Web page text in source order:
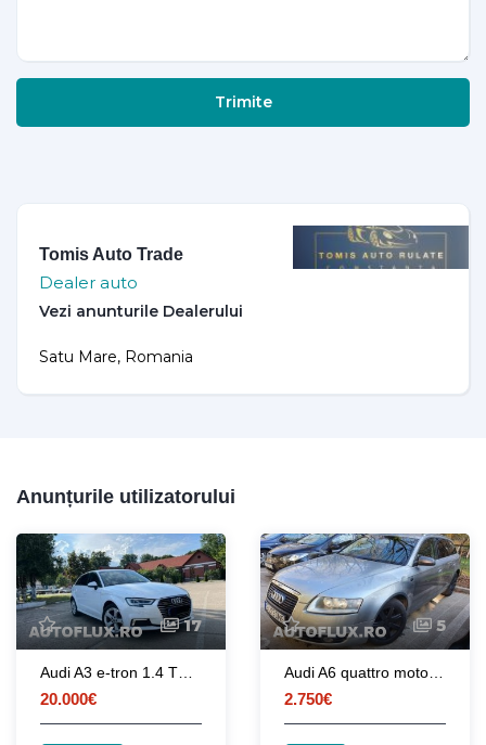
Trimite
Tomis Auto Trade
Dealer auto
Satu Mare, Romania
Anunțurile utilizatorului
17
20.000€
5
2.750€